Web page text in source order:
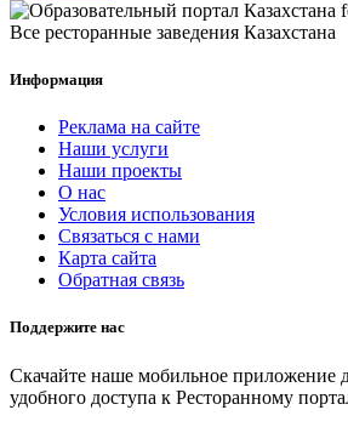
Все ресторанные заведения Казахстана
Информация
Реклама на сайте
Наши услуги
Наши проекты
О нас
Условия использования
Связаться с нами
Карта сайта
Обратная связь
Поддержите нас
Скачайте наше мобильное приложение
удобного доступа к Ресторанному